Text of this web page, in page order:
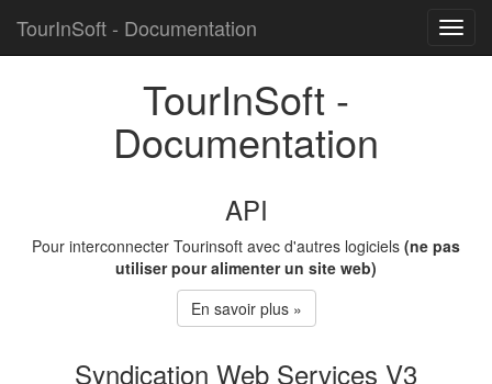
Toggle
TourInSoft - Documentation
TourInSoft -
Documentation
API
Pour interconnecter Tourinsoft avec d'autres logiciels (ne pas
utiliser pour alimenter un site web)
En savoir plus »
Syndication Web Services V3